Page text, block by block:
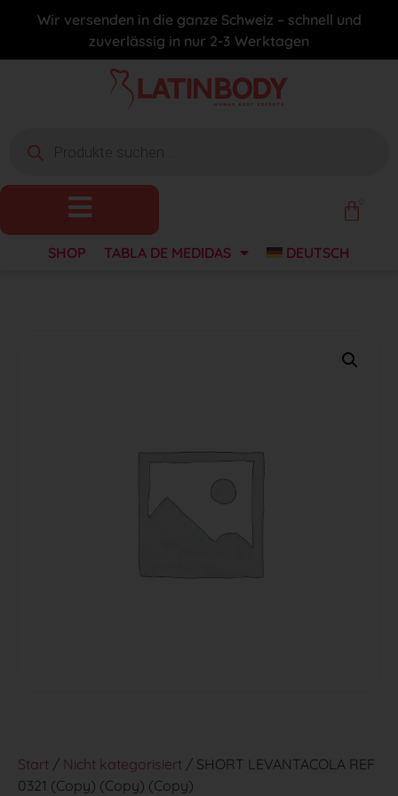
Wir versenden in die ganze Schweiz – schnell und
zuverlässig in nur 2-3 Werktagen
SHOP TABLA DE MEDIDAS DEUTSCH
Start / Nicht kategorisiert / SHORT LEVANTACOLA REF
0321 (Copy) (Copy) (Copy)